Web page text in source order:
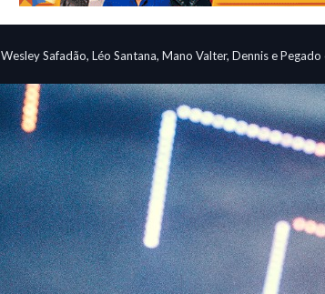
Wesley Safadão, Léo Santana, Mano Valter, Dennis e